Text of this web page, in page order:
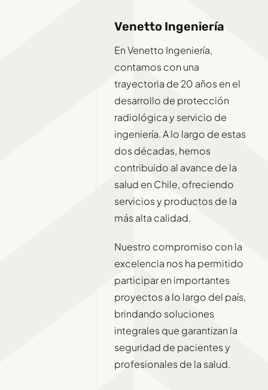
Venetto Ingeniería
En Venetto Ingeniería,
contamos con una
trayectoria de 20 años en el
desarrollo de protección
radiológica y servicio de
ingeniería. A lo largo de estas
dos décadas, hemos
contribuido al avance de la
salud en Chile, ofreciendo
servicios y productos de la
más alta calidad.
Nuestro compromiso con la
excelencia nos ha permitido
participar en importantes
proyectos a lo largo del país,
brindando soluciones
integrales que garantizan la
seguridad de pacientes y
profesionales de la salud.